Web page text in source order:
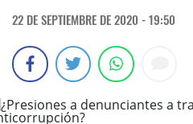
22 DE SEPTIEMBRE DE 2020 - 19:50